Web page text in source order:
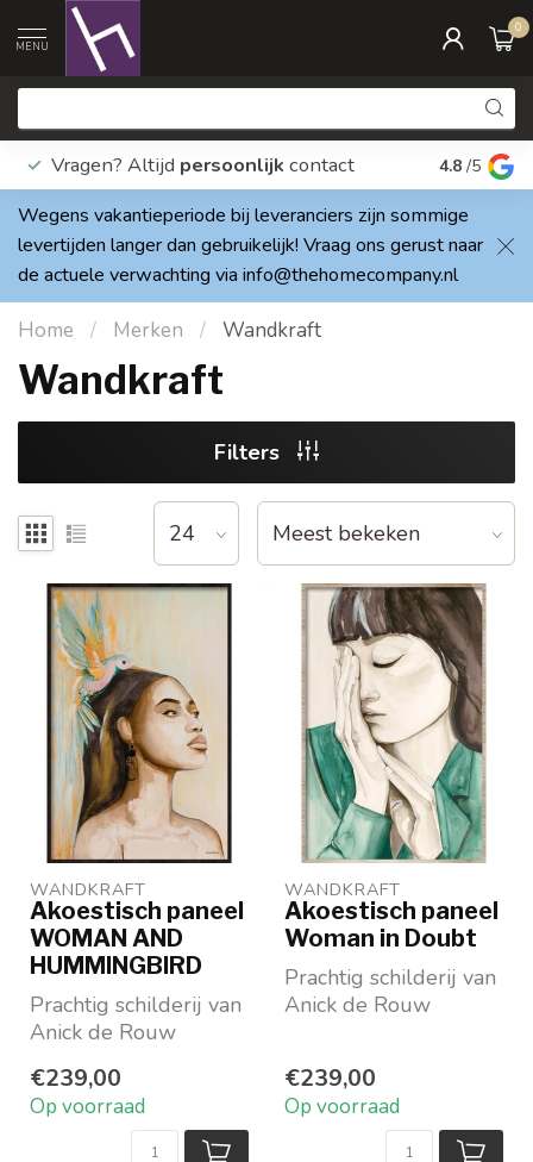
MENU
0
Vragen? Altijd persoonlijk contact Elke dag
4.8 /5
Wegens vakantieperiode bij leveranciers zijn sommige
levertijden langer dan gebruikelijk! Vraag ons gerust naar
de actuele verwachting via info@thehomecompany.nl
Home / Merken / Wandkraft
Wandkraft
Filters
WANDKRAFT
Akoestisch paneel
WOMAN AND
HUMMINGBIRD
Prachtig schilderij van
Anick de Rouw
In diverse maten verk...
€239,00
Op voorraad
WANDKRAFT
Akoestisch paneel
Woman in Doubt
Prachtig schilderij van
Anick de Rouw
€239,00
Op voorraad